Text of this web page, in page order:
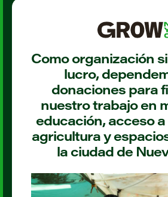
Como organización
lucro,
donaciones para
nuestro trabajo en
educación, acceso
agricultura y
la ciudad de